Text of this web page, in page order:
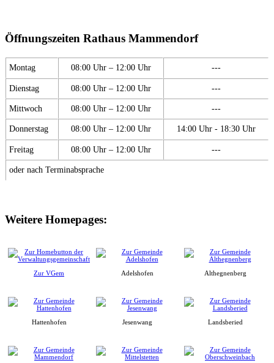
Öffnungszeiten Rathaus Mammendorf
Montag 08:00 Uhr – 12:00 Uhr ---
Dienstag 08:00 Uhr – 12:00 Uhr ---
Mittwoch 08:00 Uhr – 12:00 Uhr ---
Donnerstag 08:00 Uhr – 12:00 Uhr 14:00 Uhr - 18:30 Uhr
Freitag 08:00 Uhr – 12:00 Uhr ---
oder nach Terminabsprache
Weitere Homepages:
Zur VGem Adelshofen Althegnenberg
Hattenhofen Jesenwang Landsberied